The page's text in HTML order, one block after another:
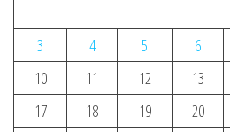
3
4 5 6
10
11 12 13
17
18 19 20